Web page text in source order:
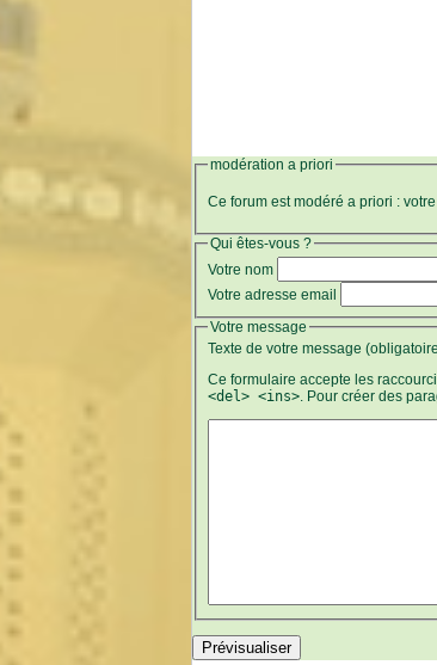
modération a priori
Ce forum est modéré a priori :
Qui êtes-vous ?
Votre nom
Votre adresse email
Votre message
Texte de votre message
Ce formulaire accepte les
<del> <ins>. Pour créer des